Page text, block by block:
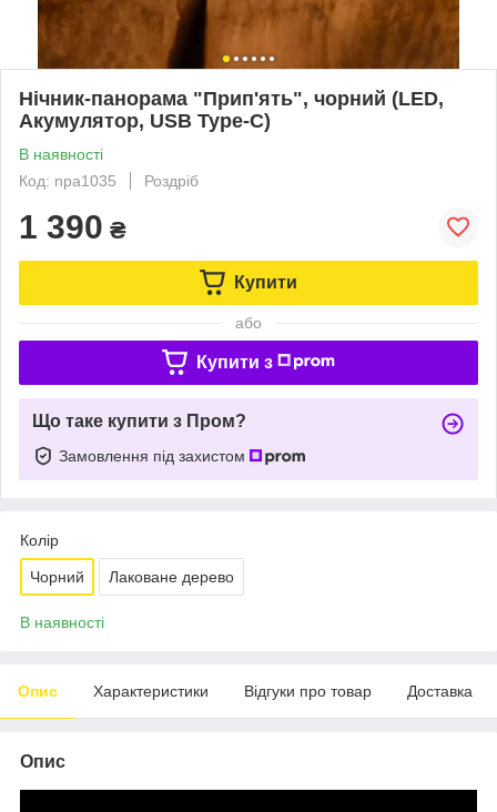
Нічник-панорама "Прип'ять", чорний (LED,
Акумулятор, USB Type-C)
В наявності
Код: npa1035
Роздріб
1 390 ₴
Купити
або
Купити з
Що таке купити з Пром?
Замовлення під захистом
Колір
Чорний Лаковане дерево
В наявності
Опис Характеристики Відгуки про товар Доставка
Опис